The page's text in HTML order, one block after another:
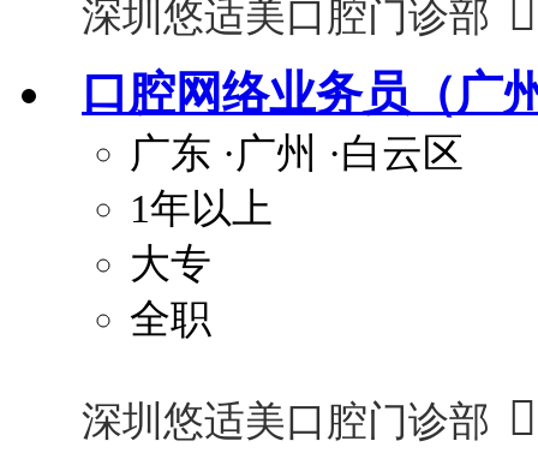
深圳悠适美口腔门诊部 
口腔网络业务员（广
广东 ·广州 ·白云区
1年以上
大专
全职
深圳悠适美口腔门诊部 